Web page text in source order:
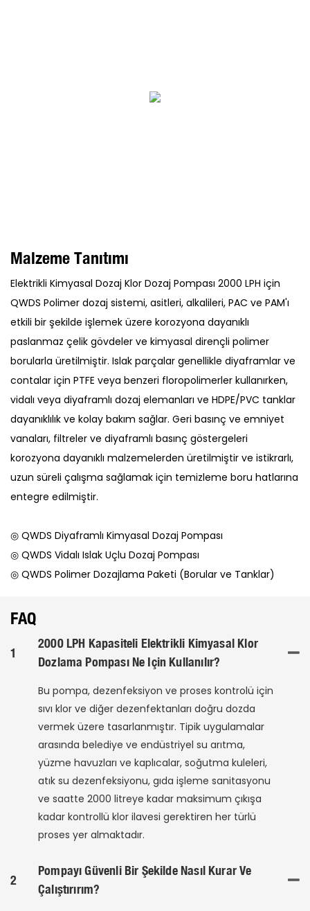
Malzeme Tanıtımı
Elektrikli Kimyasal Dozaj Klor Dozaj Pompası 2000 LPH için
QWDS Polimer dozaj sistemi, asitleri, alkalileri, PAC ve PAM'ı
etkili bir şekilde işlemek üzere korozyona dayanıklı
paslanmaz çelik gövdeler ve kimyasal dirençli polimer
borularla üretilmiştir. Islak parçalar genellikle diyaframlar ve
contalar için PTFE veya benzeri floropolimerler kullanırken,
vidalı veya diyaframlı dozaj elemanları ve HDPE/PVC tanklar
dayanıklılık ve kolay bakım sağlar. Geri basınç ve emniyet
vanaları, filtreler ve diyaframlı basınç göstergeleri
korozyona dayanıklı malzemelerden üretilmiştir ve istikrarlı,
uzun süreli çalışma sağlamak için temizleme boru hatlarına
entegre edilmiştir.
◎ QWDS Diyaframlı Kimyasal Dozaj Pompası
◎ QWDS Vidalı Islak Uçlu Dozaj Pompası
◎ QWDS Polimer Dozajlama Paketi (Borular ve Tanklar)
FAQ
1
2000 LPH Kapasiteli Elektrikli Kimyasal Klor
Dozlama Pompası Ne Için Kullanılır?
Bu pompa, dezenfeksiyon ve proses kontrolü için
sıvı klor ve diğer dezenfektanları doğru dozda
vermek üzere tasarlanmıştır. Tipik uygulamalar
arasında belediye ve endüstriyel su arıtma,
yüzme havuzları ve kaplıcalar, soğutma kuleleri,
atık su dezenfeksiyonu, gıda işleme sanitasyonu
ve saatte 2000 litreye kadar maksimum çıkışa
kadar kontrollü klor ilavesi gerektiren her türlü
proses yer almaktadır.
2
Pompayı Güvenli Bir Şekilde Nasıl Kurar Ve
Çalıştırırım?